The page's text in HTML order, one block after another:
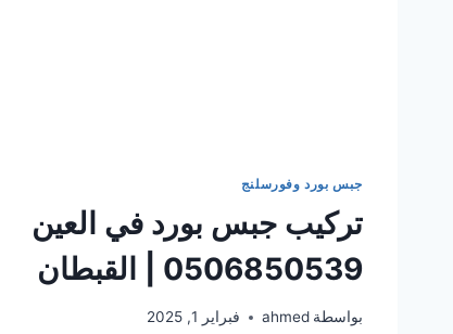
جبس بورد وفورسلنج
تركيب جبس بورد في العين
0506850539 | القبطان
بواسطة ahmed فبراير 1, 2025